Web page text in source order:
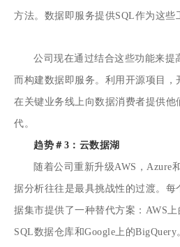
方法。数据即服务提供SQL作为这些
公司现在通过结合这些功能来提
而构建数据即服务。利用开源项目
在关键业务线上向数据消费者提供他
代。
趋势＃3：云数据湖
随着公司重新升级AWS，Azure
据分析往往是最具挑战性的过渡。每
据集市提供了一种替代方案：AWS
SQL数据仓库和Google上的